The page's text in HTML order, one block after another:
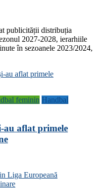
publicității distribuția
2027-2028, ierarhiile
în sezoanele 2023/2024,
feminin Handbal
au aflat primele